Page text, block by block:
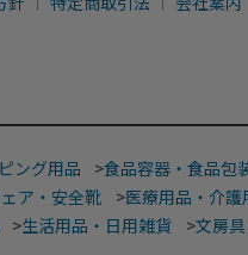
ング用品 >食品容器・食品包
ア・安全靴 >医療用品・介護
>生活用品・日用雑貨 >文房